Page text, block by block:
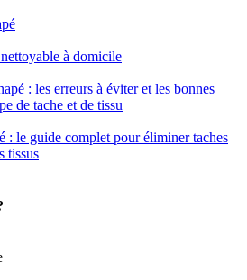
à domicile
: les erreurs à éviter et les bonnes
de tache et de tissu
: le guide complet pour éliminer taches
tissus